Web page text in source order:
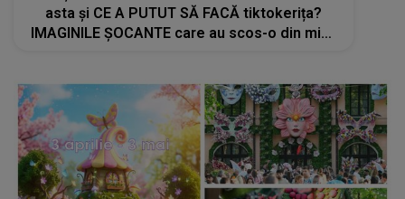
asta și CE A PUTUT SĂ FACĂ tiktokerița?
IMAGINILE ȘOCANTE care au scos-o din minți